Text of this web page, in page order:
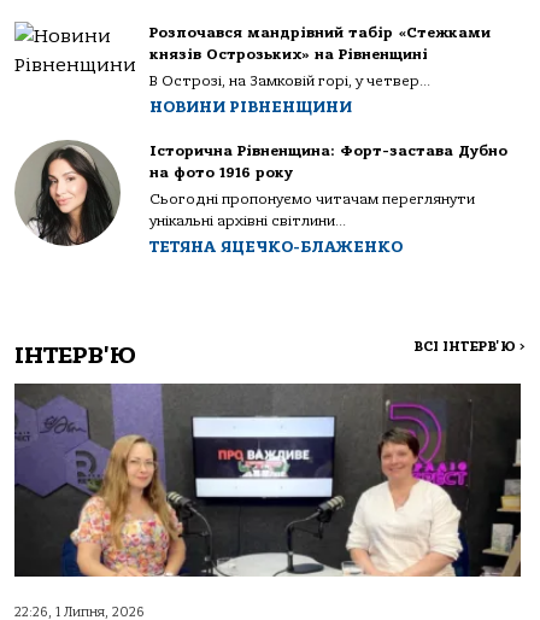
Розпочався мандрівний табір «Стежками
князів Острозьких» на Рівненщині
В Острозі, на Замковій горі, у четвер...
НОВИНИ РІВНЕНЩИНИ
Історична Рівненщина: Форт-застава Дубно
на фото 1916 року
Сьогодні пропонуємо читачам переглянути
унікальні архівні світлини...
ТЕТЯНА ЯЦЕЧКО-БЛАЖЕНКО
ІНТЕРВ'Ю ВСІ ІНТЕРВ'Ю >
22:26, 1 Липня, 2026